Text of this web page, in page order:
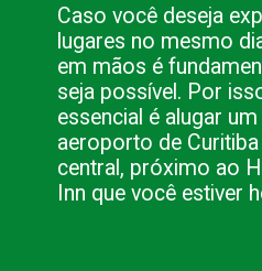
Caso você deseja
lugares no mesmo
em mãos é
seja possível. Por
essencial é alugar
aeroporto de
central, próximo ao
Inn que você estiver